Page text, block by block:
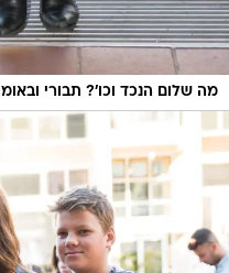
מה שלום הנכד וכו'? תבורי ובאומן